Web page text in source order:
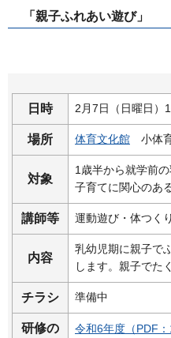
「親子ふれあい遊び」
日時 2月7日（日曜日）
場所 体育文化館 小体
対象
1歳半から就学前
子育てに関心のあ
講師等 運動遊び・体つく
内容
乳幼児期に親子で
します。親子でた
チラシ 準備中
研修の
令和6年度（PDF：